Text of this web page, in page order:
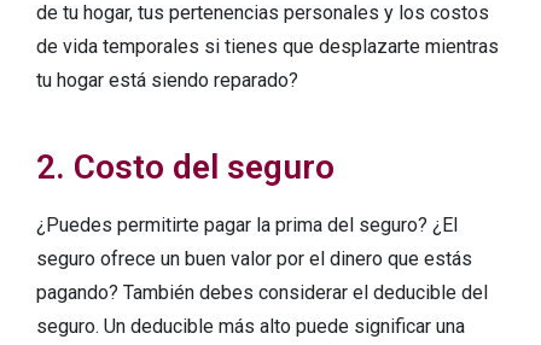
de tu hogar, tus pertenencias personales y los costos
de vida temporales si tienes que desplazarte mientras
tu hogar está siendo reparado?
2. Costo del seguro
¿Puedes permitirte pagar la prima del seguro? ¿El
seguro ofrece un buen valor por el dinero que estás
pagando? También debes considerar el deducible del
seguro. Un deducible más alto puede significar una